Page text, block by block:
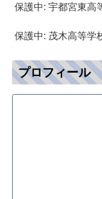
保護中: 宇都宮東高
保護中: 茂木高等学
プロフィール